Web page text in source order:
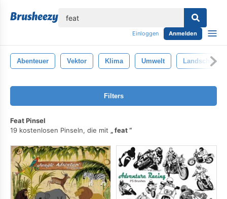
Einloggen Anmelden
Abenteuer Vektor Klima Umwelt Landschaft
Filters
Feat Pinsel
19 kostenlosen Pinseln, die mit
feat